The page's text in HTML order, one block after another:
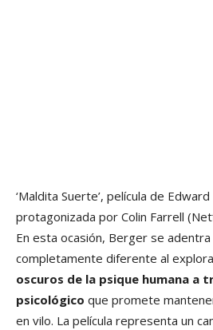
‘Maldita Suerte’, película de
protagonizada por Colin Farrell
En esta ocasión, Berger se
completamente diferente al
oscuros de la psique humana a
psicológico que promete
en vilo. La película representa un